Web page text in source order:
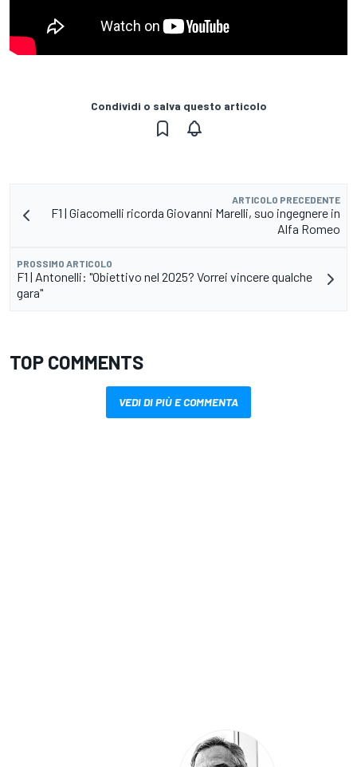
Condividi o salva questo articolo
ARTICOLO PRECEDENTE
F1 | Giacomelli ricorda Giovanni Marelli, suo ingegnere in
Alfa Romeo
PROSSIMO ARTICOLO
F1 | Antonelli: "Obiettivo nel 2025? Vorrei vincere qualche
gara"
TOP COMMENTS
VEDI DI PIÙ E COMMENTA